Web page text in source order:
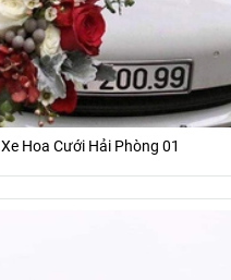
Xe Hoa Cưới Hải Phòng 01